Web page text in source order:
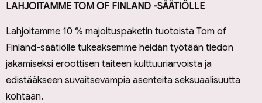
LAHJOITAMME TOM OF FINLAND -SÄÄTIÖLLE
Lahjoitamme 10 % majoituspaketin tuotoista Tom of
Finland-säätiölle tukeaksemme heidän työtään tiedon
jakamiseksi eroottisen taiteen kulttuuriarvoista ja
edistääkseen suvaitsevampia asenteita seksuaalisuutta
kohtaan.